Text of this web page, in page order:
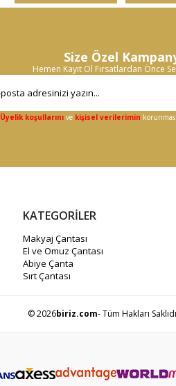
Size Özel
Hemen Kayıt Ol Fırsatlardan Önce
Üyelik koşullarınıve kişisel verilerimin
KATEGORİLER
Makyaj Çantası
El ve Omuz Çantası
Abiye Çanta
Sırt Çantası
© 2026biriz.com- Tüm Hakları